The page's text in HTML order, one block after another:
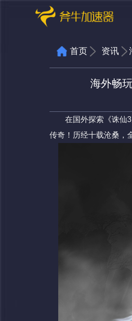
首页 资讯
海外畅
在国外探索《诛仙
传奇！历经十载沧桑，